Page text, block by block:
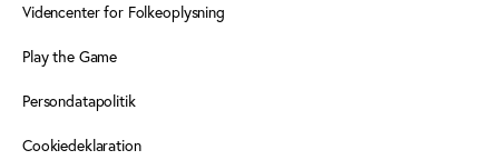
Videncenter for Folkeoplysning
Play the Game
Persondatapolitik
Cookiedeklaration